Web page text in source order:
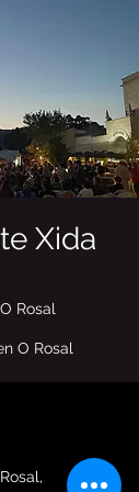
Xida
O Rosal
O Rosal